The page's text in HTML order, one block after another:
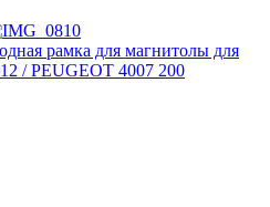
рамка для магнитолы для
/ PEUGEOT 4007 200